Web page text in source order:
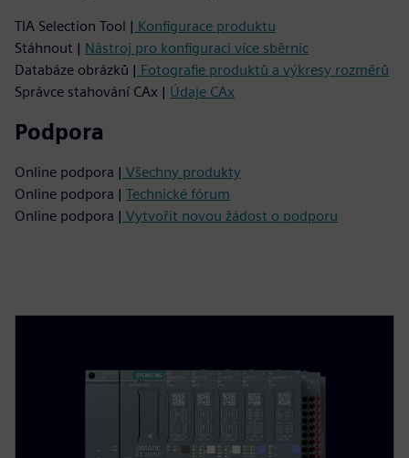
TIA Selection Tool | Konfigurace produktu
Stáhnout | Nástroj pro konfiguraci více sběrnic
Databáze obrázků | Fotografie produktů a výkresy rozměrů
Správce stahování CAx | Údaje CAx
Podpora
Online podpora | Všechny produkty
Online podpora | Technické fórum
Online podpora | Vytvořit novou žádost o podporu